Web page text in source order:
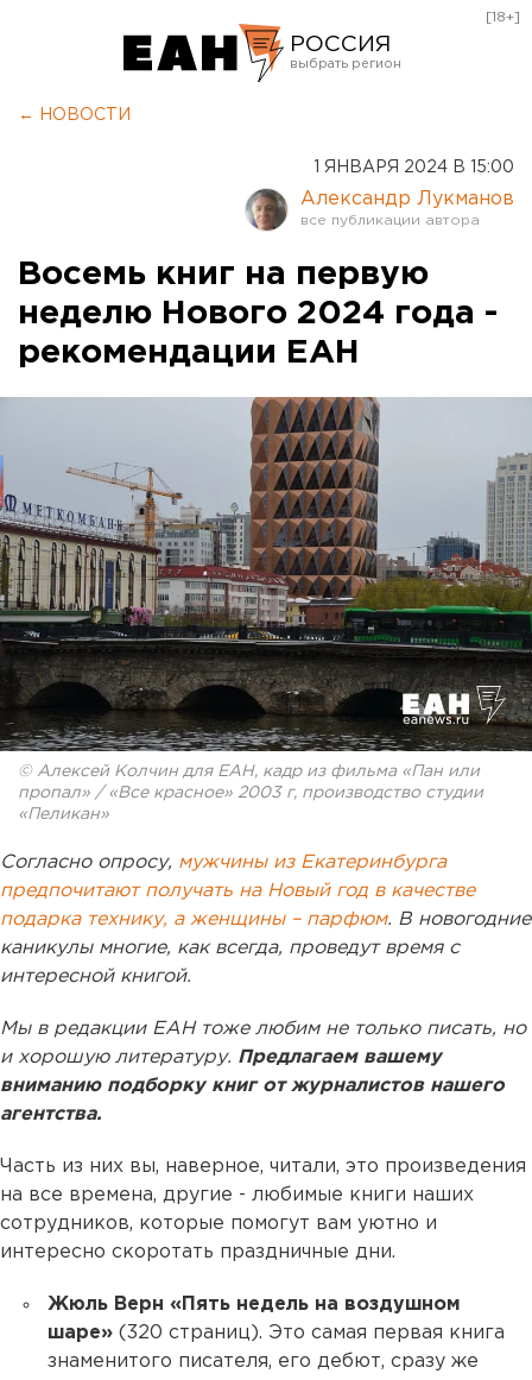
РОССИЯ
Оренбург
[18+]
← НОВОСТИ
1 ЯНВАРЯ 2024 В 15:00
Александр Лукманов
Восемь книг на первую
неделю Нового 2024 года -
рекомендации ЕАН
© Алексей Колчин для ЕАН, кадр из фильма «Пан или
пропал» / «Все красное» 2003 г, производство студии
«Пеликан»
Согласно опросу, мужчины из Екатеринбурга
предпочитают получать на Новый год в качестве
подарка технику, а женщины – парфюм. В новогодние
каникулы многие, как всегда, проведут время с
интересной книгой.
Мы в редакции ЕАН тоже любим не только писать, но
и хорошую литературу. Предлагаем вашему
вниманию подборку книг от журналистов нашего
агентства.
Часть из них вы, наверное, читали, это произведения
на все времена, другие - любимые книги наших
сотрудников, которые помогут вам уютно и
интересно скоротать праздничные дни.
Жюль Верн «Пять недель на воздушном
шаре» (320 страниц). Это самая первая книга
знаменитого писателя, его дебют, сразу же